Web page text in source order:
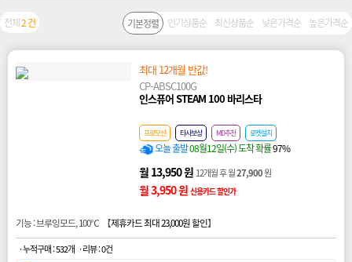
전체2 건 기본정렬 인기상품순 최신상품순 낮은가격순 높은가격순
최대 12개월 반값!
CP-ABSC100G
인스퓨어 STEAM 100 바리스타
프로모션 타사보상 MD추천 로켓설치
오늘 출발08월12일(수) 도착 확률97%
월 13,950 원 12개월 후 월27,900원
월 3,950 원 신용카드 할인가
기능 : 브루잉모드, 100℃ 【제휴카드 최대 23,000원 할인】
· 누적구매 : 532개 · 리뷰 : 0건